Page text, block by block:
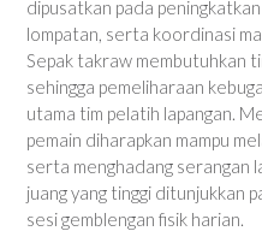
dipusatkan pada
lompatan, serta koordinasi
Sepak takraw membutuhkan
sehingga pemeliharaan
utama tim pelatih lapangan.
pemain diharapkan mampu
serta menghadang serangan
juang yang tinggi ditunjukkan
sesi gemblengan fisik harian.